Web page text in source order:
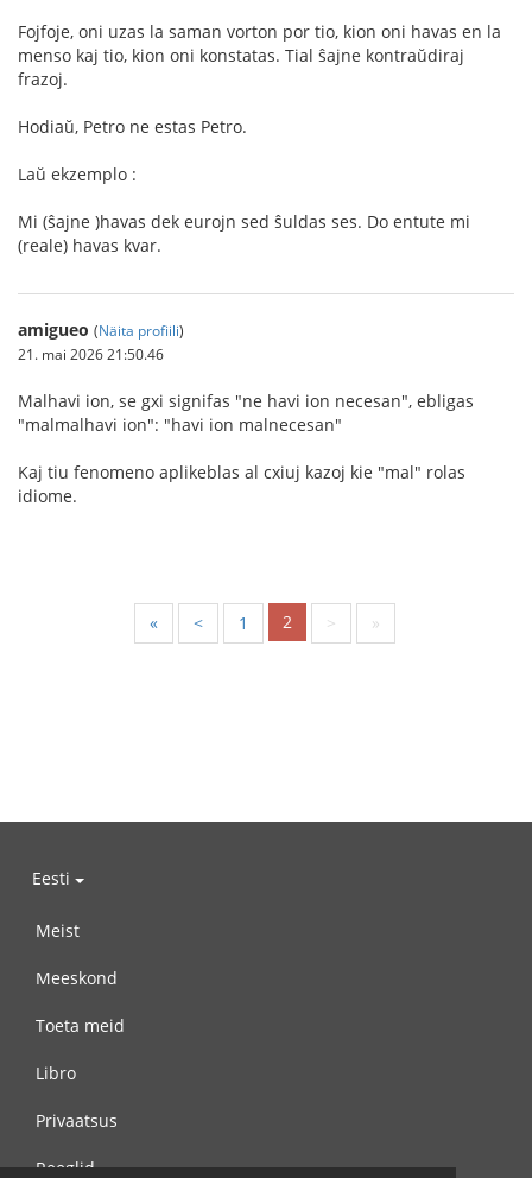
Fojfoje, oni uzas la saman vorton por tio, kion oni havas en la
menso kaj tio, kion oni konstatas. Tial ŝajne kontraŭdiraj
frazoj.
Hodiaŭ, Petro ne estas Petro.
Laŭ ekzemplo :
Mi (ŝajne )havas dek eurojn sed ŝuldas ses. Do entute mi
(reale) havas kvar.
amigueo (Näita profiili)
21. mai 2026 21:50.46
Malhavi ion, se gxi signifas "ne havi ion necesan", ebligas
"malmalhavi ion": "havi ion malnecesan"
Kaj tiu fenomeno aplikeblas al cxiuj kazoj kie "mal" rolas
idiome.
« < 1 2 > »
Eesti
Meist
Meeskond
Toeta meid
Libro
Privaatsus
Reeglid